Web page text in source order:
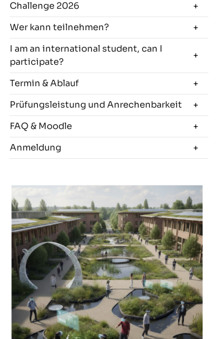
Challenge 2026
Wer kann teilnehmen?
I am an international student, can I
participate?
Termin & Ablauf
Prüfungsleistung und Anrechenbarkeit
FAQ & Moodle
Anmeldung